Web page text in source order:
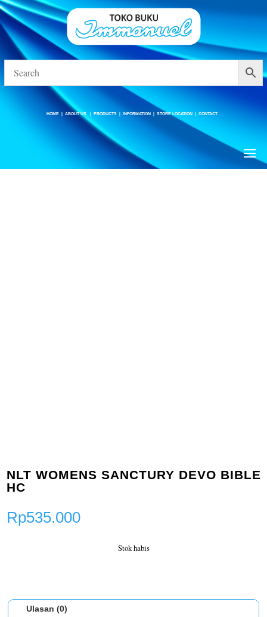
ABOUT US |STORE LOCATION
HOME |ABOUT US |PRODUCTS |INFORMATION |STORE LOCATION |CONTACT
NLT WOMENS SANCTURY DEVO BIBLE
HC
Rp535.000
Stok habis
Ulasan (0)